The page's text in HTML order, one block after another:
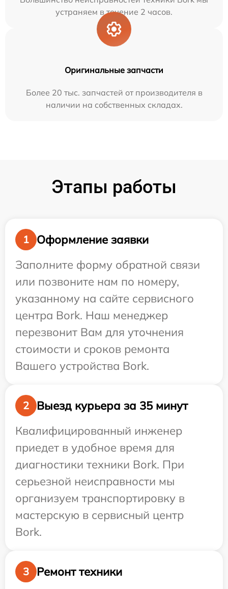
устраняем в течение 2 часов.
Оригинальные запчасти
Более 20 тыс. запчастей от производителя в
наличии на собственных складах.
Этапы работы
1
Оформление заявки
Заполните форму обратной связи
или позвоните нам по номеру,
указанному на сайте сервисного
центра Bork. Наш менеджер
перезвонит Вам для уточнения
стоимости и сроков ремонта
Вашего устройства Bork.
2
Выезд курьера за 35 минут
Квалифицированный инженер
приедет в удобное время для
диагностики техники Bork. При
серьезной неисправности мы
организуем транспортировку в
мастерскую в сервисный центр
Bork.
3
Ремонт техники